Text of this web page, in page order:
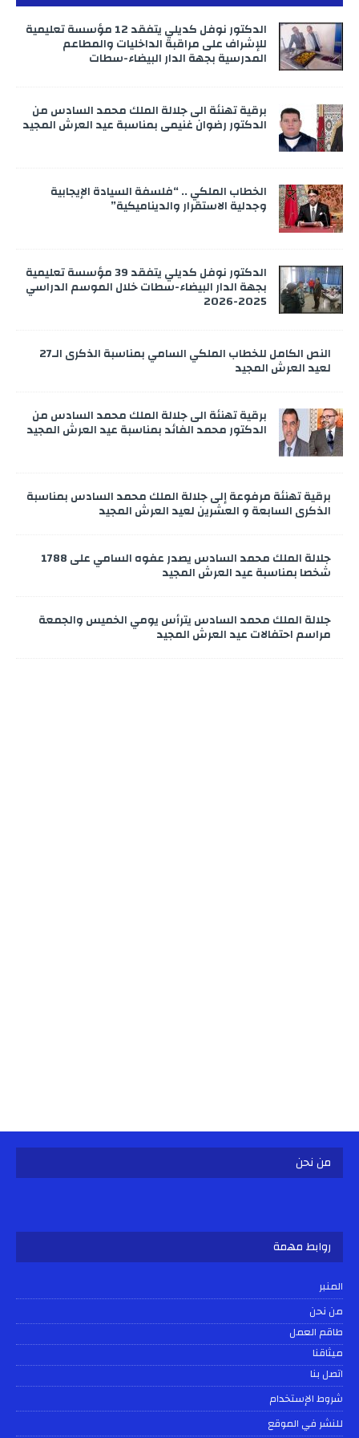
الدكتور نوفل كديلي يتفقد 12 مؤسسة تعليمية
للإشراف على مراقبة الداخليات والمطاعم
المدرسية بجهة الدار البيضاء-سطات
برقية تهنئة الى جلالة الملك محمد السادس من
الدكتور رضوان غنيمي بمناسبة عيد العرش المجيد
الخطاب الملكي .. “فلسفة السيادة الإيجابية
وجدلية الاستقرار والديناميكية”
الدكتور نوفل كديلي يتفقد 39 مؤسسة تعليمية
بجهة الدار البيضاء-سطات خلال الموسم الدراسي
2025-2026
النص الكامل للخطاب الملكي السامي بمناسبة الذكرى الـ27
لعيد العرش المجيد
برقية تهنئة الى جلالة الملك محمد السادس من
الدكتور محمد الفائد بمناسبة عيد العرش المجيد
برقية تهنئة مرفوعة إلى جلالة الملك محمد السادس بمناسبة
الذكرى السابعة و العشرين لعيد العرش المجيد
جلالة الملك محمد السادس يصدر عفوه السامي على 1788
شخصا بمناسبة عيد العرش المجيد
جلالة الملك محمد السادس يترأس يومي الخميس والجمعة
مراسم احتفالات عيد العرش المجيد
من نحن
روابط مهمة
المنبر
من نحن
طاقم العمل
ميثاقنا
اتصل بنا
شروط الإستخدام
للنشر في الموقع